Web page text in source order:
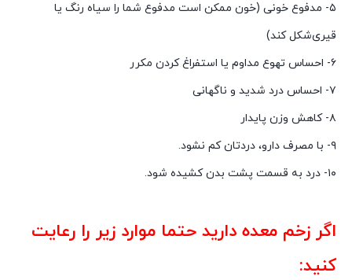
۵- مدفوع خونی (خون ممکن است مدفوع شما را سیاه رنگ یا
قیری‌شکل کند)
۶- احساس تهوع مداوم یا استفراغ کردن مکرر
۷- احساس درد شدید و ناگهانی
۸- کاهش وزن پایدار
۹- با مصرف دارو، دردتان کم نشود.
۱۰- درد به قسمت پشت بدن کشیده شود.
اگر زخم معده دارید حتما موارد زیر را رعایت
کنید: